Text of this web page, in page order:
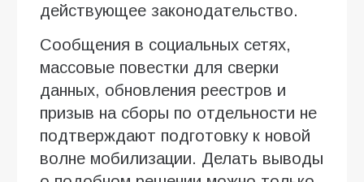
действующее законодательство.
Сообщения в социальных сетях,
массовые повестки для сверки
данных, обновления реестров и
призыв на сборы по отдельности не
подтверждают подготовку к новой
волне мобилизации. Делать выводы